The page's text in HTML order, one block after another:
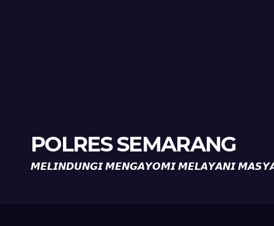
POLRES SEMARANG
𝙈𝙀𝙇𝙄𝙉𝘿𝙐𝙉𝙂𝙄 𝙈𝙀𝙉𝙂𝘼𝙔𝙊𝙈𝙄 𝙈𝙀𝙇𝘼𝙔𝘼𝙉𝙄